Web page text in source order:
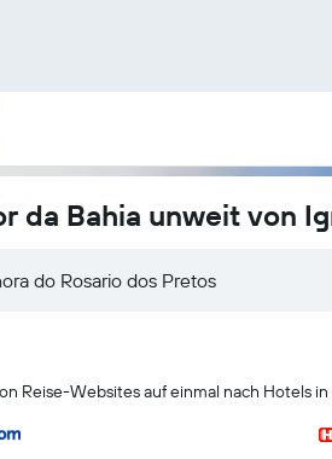
da Bahia unweit von
Reise-Websites auf einmal nach Hotels